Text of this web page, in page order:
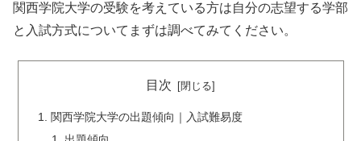
関西学院大学の受験を考えている方は自分の志望する学部
と入試方式についてまずは調べてみてください。
目次
関西学院大学の出題傾向｜入試難易度